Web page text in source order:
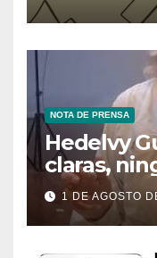
NOTA DE PRENSA
Hedelvy
claras,
1 DE AGOSTO